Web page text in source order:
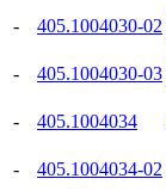
-
405.1004030-02
-
405.1004030-03
-
405.1004034
-
405.1004034-02